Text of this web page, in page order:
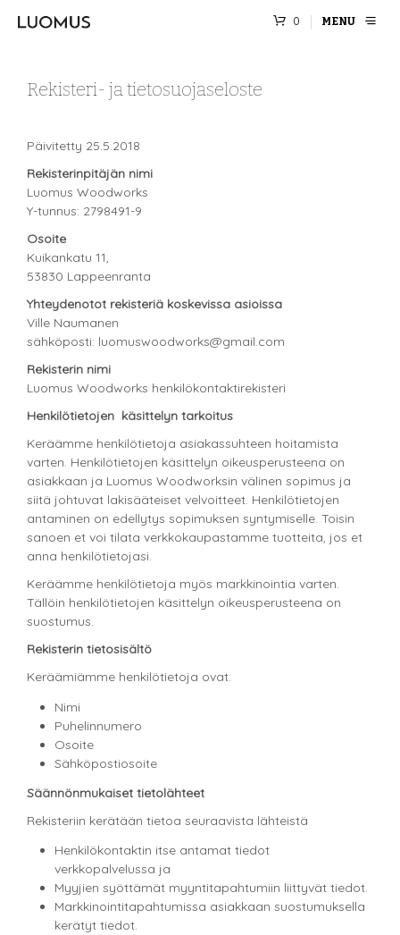
0 MENU
Rekisteri- ja tietosuojaseloste
Päivitetty 25.5.2018
Rekisterinpitäjän nimi
Luomus Woodworks
Y-tunnus: 2798491-9
Osoite
Kuikankatu 11,
53830 Lappeenranta
Yhteydenotot rekisteriä koskevissa asioissa
Ville Naumanen
sähköposti: luomuswoodworks@gmail.com
Rekisterin nimi
Luomus Woodworks henkilökontaktirekisteri
Henkilötietojen käsittelyn tarkoitus
Keräämme henkilötietoja asiakassuhteen hoitamista
varten. Henkilötietojen käsittelyn oikeusperusteena on
asiakkaan ja Luomus Woodworksin välinen sopimus ja
siitä johtuvat lakisääteiset velvoitteet. Henkilötietojen
antaminen on edellytys sopimuksen syntymiselle. Toisin
sanoen et voi tilata verkkokaupastamme tuotteita, jos et
anna henkilötietojasi.
Keräämme henkilötietoja myös markkinointia varten.
Tällöin henkilötietojen käsittelyn oikeusperusteena on
suostumus.
Rekisterin tietosisältö
Keräämiämme henkilötietoja ovat:
Nimi
Puhelinnumero
Osoite
Sähköpostiosoite
Säännönmukaiset tietolähteet
Rekisteriin kerätään tietoa seuraavista lähteistä
Henkilökontaktin itse antamat tiedot
verkkopalvelussa ja
Myyjien syöttämät myyntitapahtumiin liittyvät tiedot.
Markkinointitapahtumissa asiakkaan suostumuksella
kerätyt tiedot.